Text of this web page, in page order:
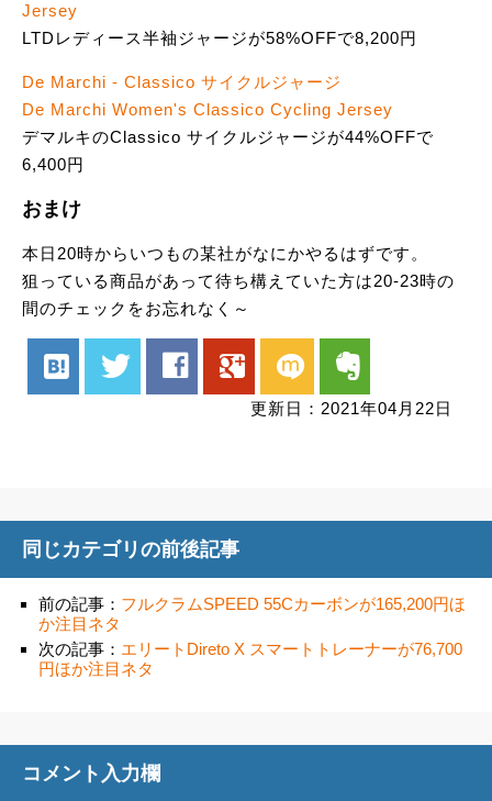
Jersey
LTDレディース半袖ジャージが58%OFFで8,200円
De Marchi - Classico サイクルジャージ
De Marchi Women's Classico Cycling Jersey
デマルキのClassico サイクルジャージが44%OFFで
6,400円
おまけ
本日20時からいつもの某社がなにかやるはずです。
狙っている商品があって待ち構えていた方は20-23時の
間のチェックをお忘れなく～
hatenabookmark twitter facebook google mixi evernote
更新日：2021年04月22日
同じカテゴリの前後記事
前の記事： フルクラムSPEED 55Cカーボンが165,200円ほ
か注目ネタ
次の記事： エリートDireto X スマートトレーナーが76,700
円ほか注目ネタ
コメント入力欄